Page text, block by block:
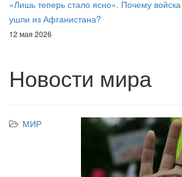
«Лишь теперь стало ясно». Почему
ушли из Афганистана?
12 мая 2026
Новости мира
МИР